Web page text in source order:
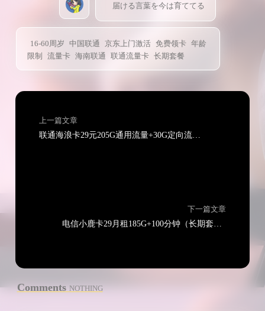
届ける言葉を今は育ててる
16-60周岁 中国联通 京东上门激活 免费领卡 年龄
限制
流量卡 海南联通 联通流量卡 长期套餐
上一篇文章
下一篇文章
Comments NOTHING